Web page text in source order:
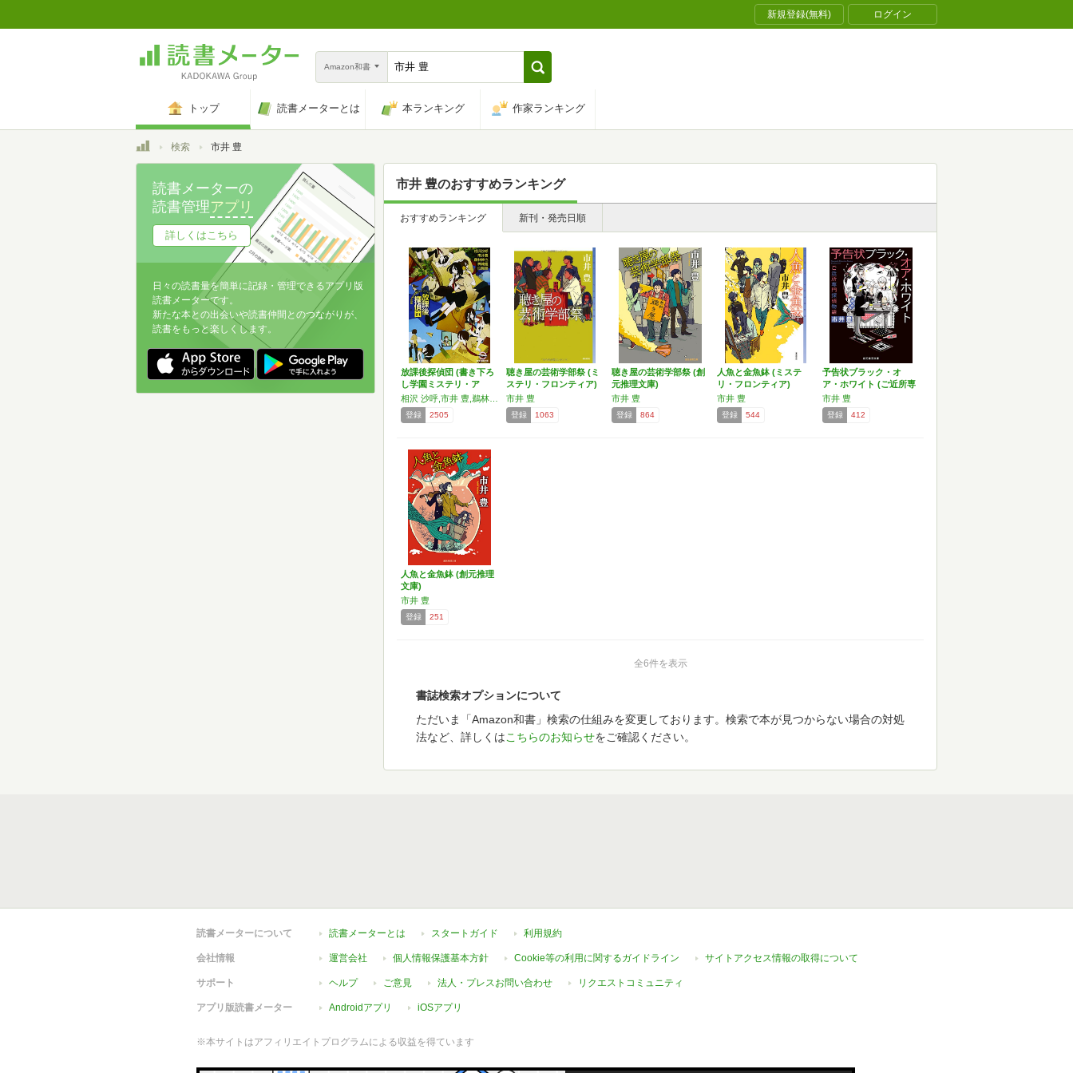
新規登録(無料) ログイン
Amazon和書
トップ 読書メーターとは 本ランキング 作家ランキング
トップ検索 市井 豊
市井 豊のおすすめランキング
おすすめランキング 新刊・発売日順
放課後探偵団 (書き下ろ
し学園ミステリ・ア
ン…
登録 2505
聴き屋の芸術学部祭 (ミ
ステリ・フロンティア)
市井 豊
登録 1063
聴き屋の芸術学部祭 (創
元推理文庫)
市井 豊
登録 864
人魚と金魚鉢 (ミステ
リ・フロンティア)
市井 豊
登録 544
予告状ブラック・オ
ア・ホワイト (ご近所専
門…
市井 豊
登録 412
人魚と金魚鉢 (創元推理
文庫)
市井 豊
登録 251
全6件を表示
書誌検索オプションについて
ただいま「Amazon和書」検索の仕組みを変更しております。検索で本が見つからない場合の対処
法など、詳しくはこちらのお知らせをご確認ください。
読書メーターの
読書管理アプリ
詳しくはこちら
日々の読書量を簡単に記録・管理できるアプリ版
読書メーターです。
新たな本との出会いや読書仲間とのつながりが、
読書をもっと楽しくします。
読書メーターについて 読書メーターとは スタートガイド 利用規約
会社情報 運営会社 個人情報保護基本方針 Cookie等の利用に関するガイドライン サイトアクセス情報の取得について
サポート ヘルプ ご意見 法人・プレスお問い合わせ リクエストコミュニティ
アプリ版読書メーター Androidアプリ iOSアプリ
※本サイトはアフィリエイトプログラムによる収益を得ています